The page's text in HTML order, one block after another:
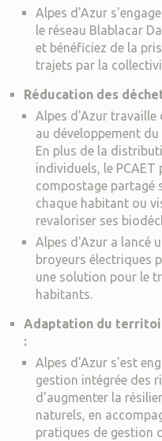
Alpes d'Azur
le réseau Blablacar
et bénéficiez de la
trajets par la
Réducation des
Alpes d'Azur travaille
au développement
En plus de la
individuels, le
compostage partagé
chaque habitant ou
revaloriser ses
Alpes d'Azur a lancé
broyeurs électriques
une solution pour le
habitants.
Adaptation du
:
Alpes d'Azur s'est
gestion intégrée des
d'augmenter la
naturels, en
pratiques de gestion